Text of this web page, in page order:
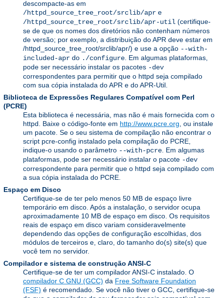
descompacte-as em
/httpd_source_tree_root/srclib/apr e
/httpd_source_tree_root/srclib/apr-util (certifique-
se de que os nomes dos diretórios não contenham números
de versão; por exemplo, a distribuição do APR deve estar em
/httpd_source_tree_root/srclib/apr/) e use a opção --with-
included-apr do ./configure. Em algumas plataformas,
pode ser necessário instalar os pacotes -dev
correspondentes para permitir que o httpd seja compilado
com sua cópia instalada do APR e do APR-Util.
Biblioteca de Expressões Regulares Compatível com Perl
(PCRE)
Esta biblioteca é necessária, mas não é mais fornecida com o
httpd. Baixe o código-fonte em http://www.pcre.org, ou instale
um pacote. Se o seu sistema de compilação não encontrar o
script pcre-config instalado pela compilação do PCRE,
indique-o usando o parâmetro --with-pcre. Em algumas
plataformas, pode ser necessário instalar o pacote -dev
correspondente para permitir que o httpd seja compilado com
a sua cópia instalada do PCRE.
Espaço em Disco
Certifique-se de ter pelo menos 50 MB de espaço livre
temporário em disco. Após a instalação, o servidor ocupa
aproximadamente 10 MB de espaço em disco. Os requisitos
reais de espaço em disco variam consideravelmente
dependendo das opções de configuração escolhidas, dos
módulos de terceiros e, claro, do tamanho do(s) site(s) que
você tem no servidor.
Compilador e sistema de construção ANSI-C
Certifique-se de ter um compilador ANSI-C instalado. O
compilador C GNU (GCC) da Free Software Foundation
(FSF) é recomendado. Se você não tiver o GCC, certifique-se